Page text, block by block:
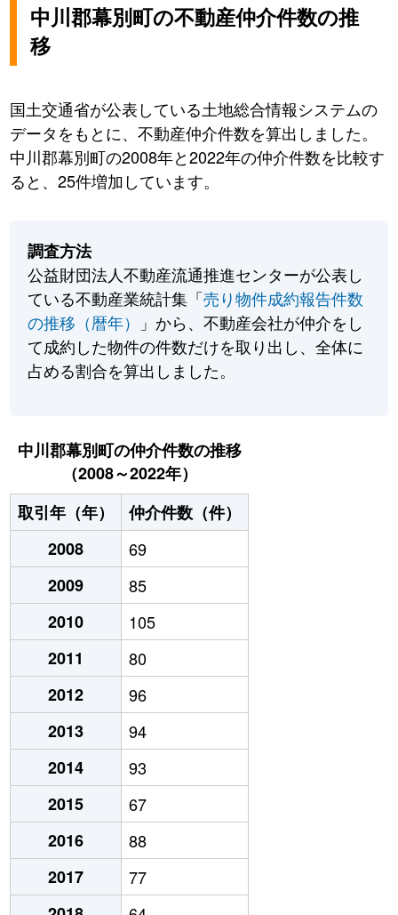
中川郡幕別町の不動産仲介件数の推
移
国土交通省が公表している土地総合情報システムの
データをもとに、不動産仲介件数を算出しました。
中川郡幕別町の2008年と2022年の仲介件数を比較す
ると、25件増加しています。
調査方法
公益財団法人不動産流通推進センターが公表し
ている不動産業統計集「売り物件成約報告件数
の推移（暦年）
」から、不動産会社が仲介をし
て成約した物件の件数だけを取り出し、全体に
占める割合を算出しました。
中川郡幕別町の仲介件数の推移
（2008～2022年）
取引年（年）
仲介件数（件）
2008
69
2009
85
2010
105
2011
80
2012
96
2013
94
2014
93
2015
67
2016
88
2017
77